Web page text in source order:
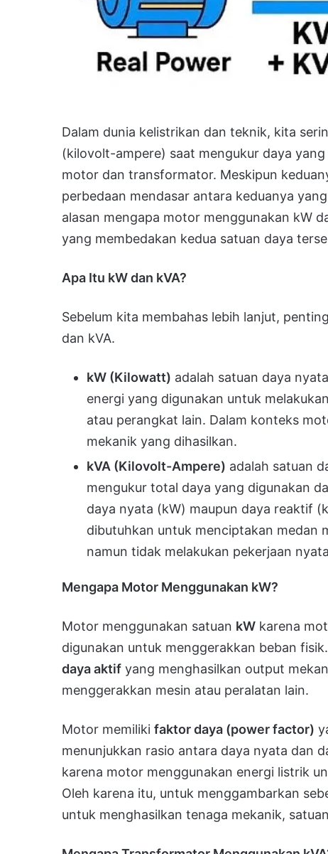
Dalam dunia kelistrikan dan teknik, kita
(kilovolt-ampere) saat mengukur daya
motor dan transformator. Meskipun
perbedaan mendasar antara keduanya
alasan mengapa motor menggunakan kW
yang membedakan kedua satuan daya
Apa Itu kW dan kVA?
Sebelum kita membahas lebih lanjut,
dan kVA.
kW (Kilowatt) adalah satuan daya
energi yang digunakan untuk
atau perangkat lain. Dalam konteks
mekanik yang dihasilkan.
kVA (Kilovolt-Ampere) adalah satuan
mengukur total daya yang digunakan
daya nyata (kW) maupun daya reaktif
dibutuhkan untuk menciptakan medan
namun tidak melakukan pekerjaan
Mengapa Motor Menggunakan kW?
Motor menggunakan satuan kW karena
digunakan untuk menggerakkan beban
daya aktif yang menghasilkan output
menggerakkan mesin atau peralatan lain.
Motor memiliki faktor daya (power factor)
menunjukkan rasio antara daya nyata dan
karena motor menggunakan energi listrik
Oleh karena itu, untuk menggambarkan
untuk menghasilkan tenaga mekanik,